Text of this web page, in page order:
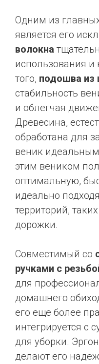
Одним из
является его
волокна
использования
того, подошва из
стабильность
и облегчая
Древесина,
обработана для
веник
этим веником
оптимальную,
идеально
территорий,
дорожки.
Совместимый со
ручками с
для
домашнего
его еще более
интегрируется с
для уборки.
делают его